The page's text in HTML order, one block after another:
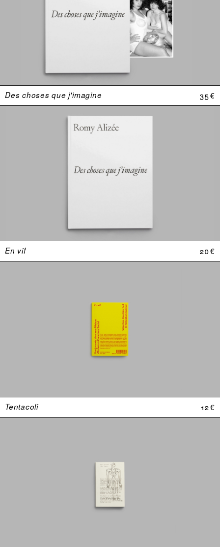
Des choses que j'imagine 35 €
En vif 20 €
Tentacoli 12 €